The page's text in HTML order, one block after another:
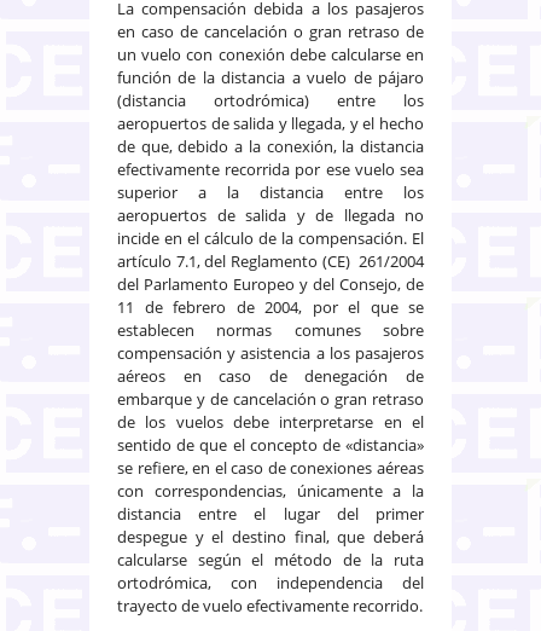
La compensación debida a los pasajeros
en caso de cancelación o gran retraso de
un vuelo con conexión debe calcularse en
función de la distancia a vuelo de pájaro
(distancia ortodrómica) entre los
aeropuertos de salida y llegada, y el hecho
de que, debido a la conexión, la distancia
efectivamente recorrida por ese vuelo sea
superior a la distancia entre los
aeropuertos de salida y de llegada no
incide en el cálculo de la compensación. El
artículo 7.1, del Reglamento (CE) 261/2004
del Parlamento Europeo y del Consejo, de
11 de febrero de 2004, por el que se
establecen normas comunes sobre
compensación y asistencia a los pasajeros
aéreos en caso de denegación de
embarque y de cancelación o gran retraso
de los vuelos debe interpretarse en el
sentido de que el concepto de «distancia»
se refiere, en el caso de conexiones aéreas
con correspondencias, únicamente a la
distancia entre el lugar del primer
despegue y el destino final, que deberá
calcularse según el método de la ruta
ortodrómica, con independencia del
trayecto de vuelo efectivamente recorrido.